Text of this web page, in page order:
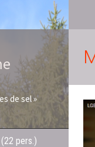
de sel »
pers.)